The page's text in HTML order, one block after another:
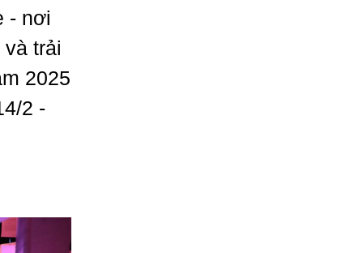
- nơi
trải
2025
2 -